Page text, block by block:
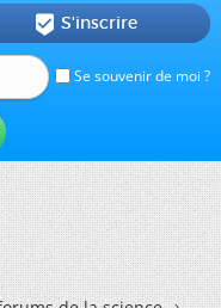
Se souvenir de moi ?
 S'inscrire